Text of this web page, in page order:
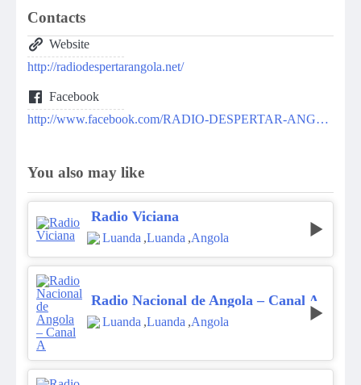
Contacts
Website
http://radiodespertarangola.net/
Facebook
http://www.facebook.com/RADIO-DESPERTAR-ANGOLA-142384799243110/
You also may like
Radio Viciana
Luanda ,Luanda ,Angola
Radio Nacional de Angola – Canal A
Luanda ,Luanda ,Angola